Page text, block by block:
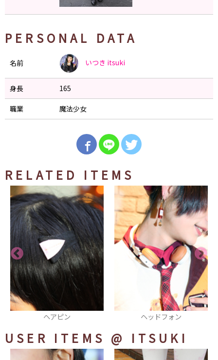
PERSONAL DATA
名前 いつき itsuki
身長 165
職業 魔法少女
RELATED ITEMS
ヘッドフォン 厚底シューズ
USER ITEMS @ ITSUKI